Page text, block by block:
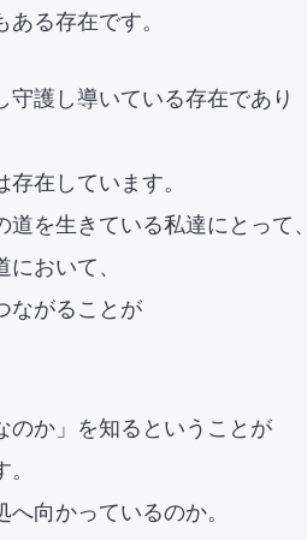
ある存在です。
護し導いている存在であり
在しています。
を生きている私達にとって、
において、
ながることが
のか」を知るということが
向かっているのか。